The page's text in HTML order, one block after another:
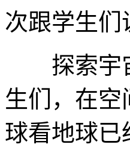
次跟学生们
探索宇宙
生们，在
球看地球已